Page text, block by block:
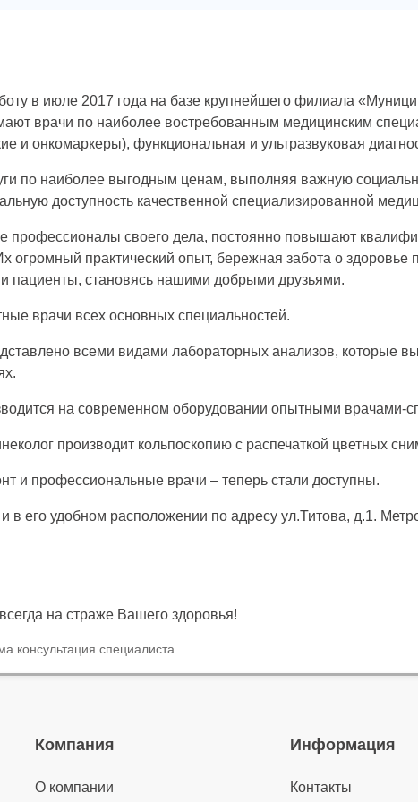
в июле 2017 года на базе крупнейшего филиала
врачи по наиболее востребованным медицинским
и онкомаркеры), функциональная и ультразвуковая
по наиболее выгодным ценам, выполняя важную
доступность качественной специализированной
своего дела, постоянно повышают
огромный практический опыт, бережная забота о здоровье
пациенты, становясь нашими добрыми друзьями.
врачи всех основных специальностей.
всеми видами лабораторных анализов, которые
на современном оборудовании опытными врачами-
производит кольпоскопию с распечаткой цветных
и профессиональные врачи – теперь стали доступны.
в его удобном расположении по адресу ул.Титова, д.1.
на страже Вашего здоровья!
консультация специалиста.
Компания
О компании
Информация
Контакты